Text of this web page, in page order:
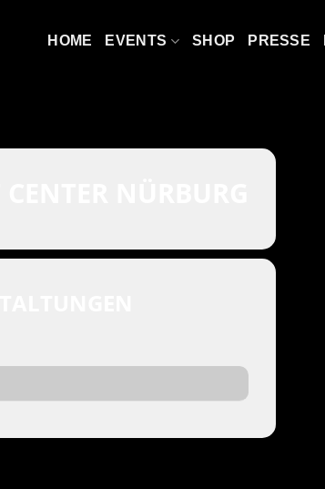
HOME EVENTS SHOP PRESSE